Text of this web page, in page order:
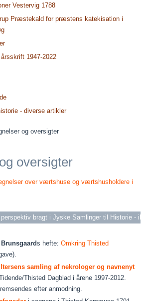
Vestervig 1788
Præstekald for præstens katekisation i
1947-2022
- diverse artikler
og oversigter
oversigter
over værtshuse og værtshusholdere i
bragt i Jyske Samlinger til Historie -
s hefte:Omkring Thisted
samling af nekrologer og navnenyt
Thisted Dagblad i årene 1997-2012.
efter anmodning.